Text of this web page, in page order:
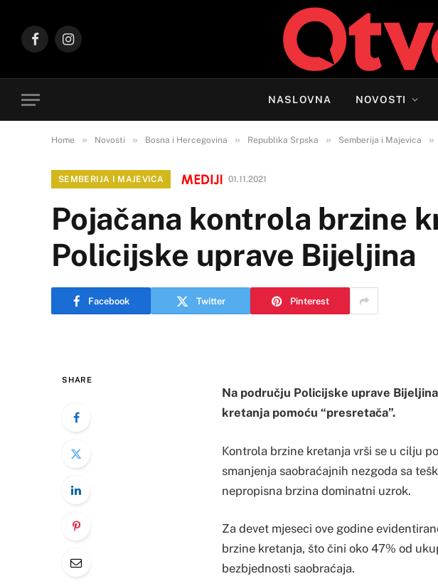
FacebookInstagram
NASLOVNA NOVOSTI
Home » Novosti » Bosna i Hercegovina » Republika Srpska » Semberija i Majevica »
SEMBERIJA I MAJEVICA 01.11.2021
Pojačana kontrola brzine
Policijske uprave Bijeljina
Facebook Twitter Pinterest
SHARE
Na području Policijske uprave
kretanja pomoću “presretača”.
Кontrola brzine kretanja vrši se u cilju
smanjenja saobraćajnih nezgoda sa
nepropisna brzina dominatni uzrok.
Za devet mjeseci ove godine
brzine kretanja, što čini oko 47% od
bezbjednosti saobraćaja.